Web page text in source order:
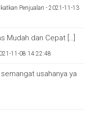
Penjualan - 2021-11-13
Mudah dan Cepat […]
11-08 14:22:48
usahanya ya